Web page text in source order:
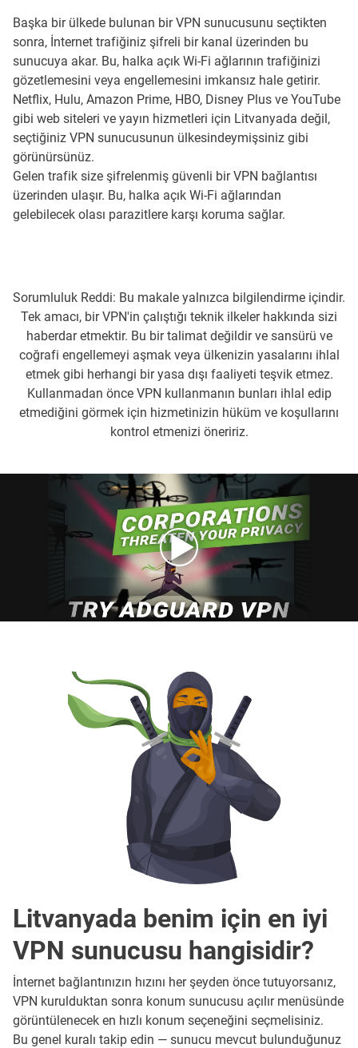
Başka bir ülkede bulunan bir VPN sunucusunu seçtikten
sonra, İnternet trafiğiniz şifreli bir kanal üzerinden bu
sunucuya akar. Bu, halka açık Wi-Fi ağlarının trafiğinizi
gözetlemesini veya engellemesini imkansız hale getirir.
Netflix, Hulu, Amazon Prime, HBO, Disney Plus ve YouTube
gibi web siteleri ve yayın hizmetleri için Litvanyada değil,
seçtiğiniz VPN sunucusunun ülkesindeymişsiniz gibi
görünürsünüz.
Gelen trafik size şifrelenmiş güvenli bir VPN bağlantısı
üzerinden ulaşır. Bu, halka açık Wi-Fi ağlarından
gelebilecek olası parazitlere karşı koruma sağlar.
Sorumluluk Reddi: Bu makale yalnızca bilgilendirme içindir.
Tek amacı, bir VPN'in çalıştığı teknik ilkeler hakkında sizi
haberdar etmektir. Bu bir talimat değildir ve sansürü ve
coğrafi engellemeyi aşmak veya ülkenizin yasalarını ihlal
etmek gibi herhangi bir yasa dışı faaliyeti teşvik etmez.
Kullanmadan önce VPN kullanmanın bunları ihlal edip
etmediğini görmek için hizmetinizin hüküm ve koşullarını
kontrol etmenizi öneririz.
Litvanyada benim için en iyi
VPN sunucusu hangisidir?
İnternet bağlantınızın hızını her şeyden önce tutuyorsanız,
VPN kurulduktan sonra konum sunucusu açılır menüsünde
görüntülenecek en hızlı konum seçeneğini seçmelisiniz.
Bu genel kuralı takip edin — sunucu mevcut bulunduğunuz